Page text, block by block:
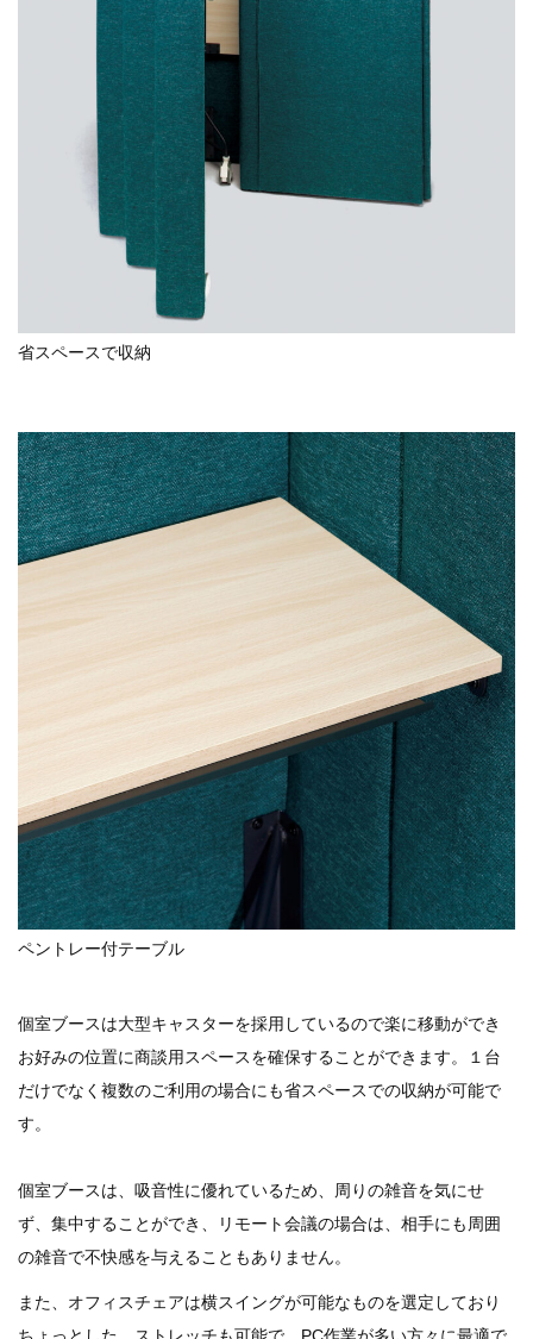
省スペースで収納
ペントレー付テーブル
個室ブースは大型キャスターを採用しているので楽に移動ができ
お好みの位置に商談用スペースを確保することができます。１台
だけでなく複数のご利用の場合にも省スペースでの収納が可能で
す。
個室ブースは、吸音性に優れているため、周りの雑音を気にせ
ず、集中することができ、リモート会議の場合は、相手にも周囲
の雑音で不快感を与えることもありません。
また、オフィスチェアは横スイングが可能なものを選定しており
ちょっとした、ストレッチも可能で、PC作業が多い方々に最適で